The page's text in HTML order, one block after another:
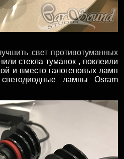
свет противотуманных
стекла туманок , поклеили
и вместо галогеновых ламп
лампы Osram